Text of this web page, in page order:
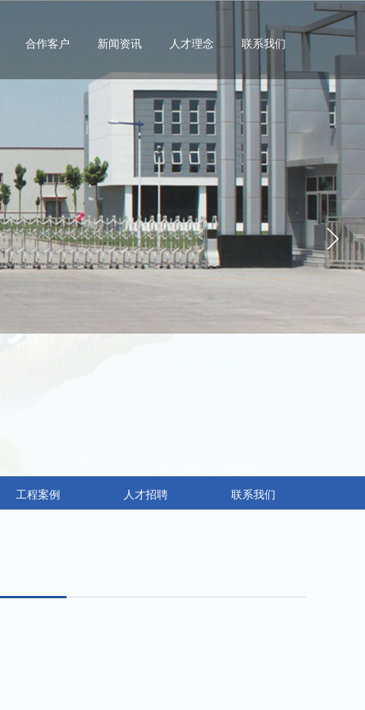
合作客户 新闻资讯 人才理念 联系我们
工程案例 人才招聘 联系我们